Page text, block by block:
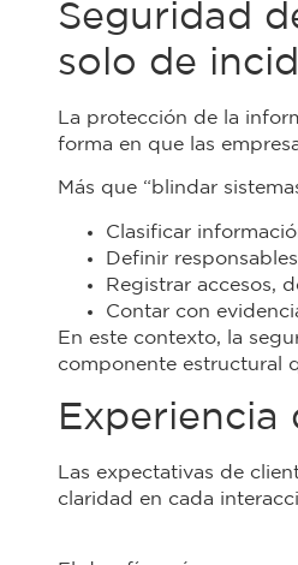
Seguridad
solo de
La protección de la
forma en que las
Más que “blindar
Clasificar
Definir
Registrar accesos,
Contar con
En este contexto, la
componente estructural
Experiencia
Las expectativas de
claridad en cada